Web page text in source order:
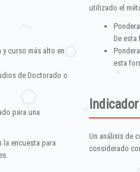
curso más alto en
de Doctorado o
para una
encuesta para
utilizado el
De esta
esta
Un análisis de
considerado